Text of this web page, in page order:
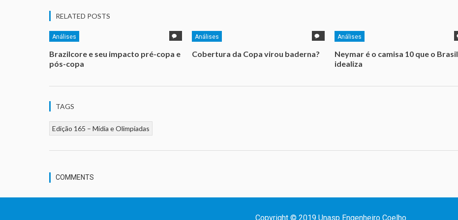
RELATED POSTS
Análises
Brazilcore e seu impacto pré-copa e
pós-copa
Análises
Cobertura da Copa virou baderna?
Análises
Neymar é o camisa 10 que o Brasil
idealiza
TAGS
Edição 165 – Mídia e Olimpíadas
COMMENTS
Copyright © 2019 Unasp Engenheiro Coelho